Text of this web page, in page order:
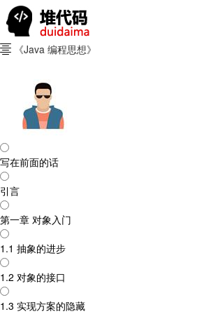
 《Java 编程思想》
写在前面的话
引言
第一章 对象入门
1.1 抽象的进步
1.2 对象的接口
1.3 实现方案的隐藏